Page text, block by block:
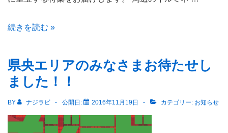
ナ
ビ
長
岡・
続きを読む »
県央エリアのみなさまお待たせし
ました！！
BY ナジラビ 公開日: 2016年11月19日 カテゴリー: お知らせ